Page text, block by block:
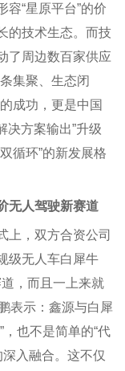
“星原平台”的价
的技术生态。而技
了周边数百家供应
集聚、生态闭
成功，更是中国
决方案输出”升级
循环”的新发展格
无人驾驶新赛道
上，双方合资公司
级无人车白犀牛
，而且一上来就
表示：鑫源与白犀
也不是简单的“代
深入融合。这不仅